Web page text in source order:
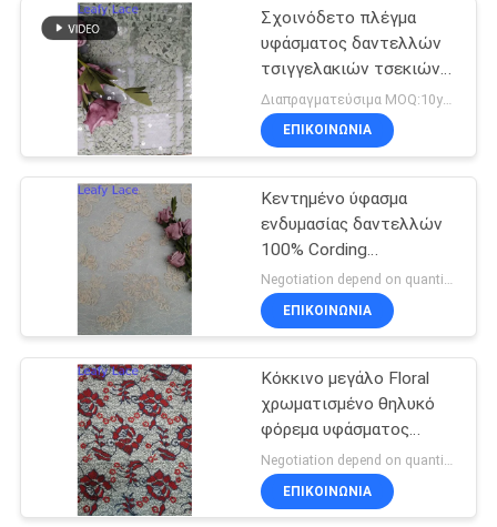
Ύφασμα δαντελλών
τεντωμάτων
18
Ύφασμα πλέγματος
του Tulle
Σχοινόδετο πλέγμα
υφάσματος δαντελλών
τσιγγελακιών τσεκιών
ODM πράσινο διαφανές
ΕΠΙΚΟΙΝΩΝΙΑ
Κεντημένο ύφασμα
ενδυμασίας δαντελλών
100% Cording
πολυεστέρας
Negotiation depend on quantity MOQ:10yards
ΕΠΙΚΟΙΝΩΝΙΑ
Κόκκινο μεγάλο Floral
χρωματισμένο θηλυκό
φόρεμα υφάσματος
δαντελλών
τσιγγελακιών
κεντητικής
Negotiation depend on quantity MOQ:10yards
ΕΠΙΚΟΙΝΩΝΙΑ